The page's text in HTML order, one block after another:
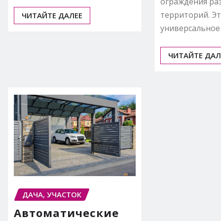
ЧИТАЙТЕ ДАЛЕЕ
территорий.
ЧИТАЙТЕ
ДАЧА, УЧАСТОК
Автоматические